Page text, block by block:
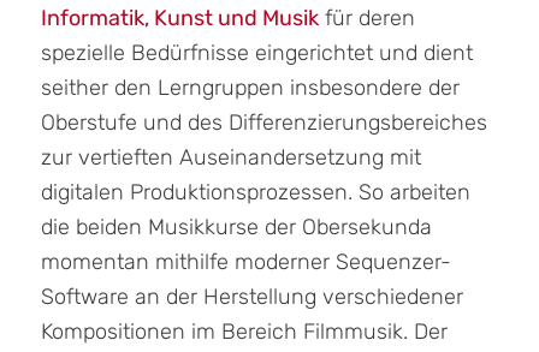
Informatik, Kunst und Musikfür deren
spezielle Bedürfnisse eingerichtet und dient
seither den Lerngruppen insbesondere der
Oberstufe und des Diffe­ren­zierungsbereiches
zur vertieften Auseinandersetzung mit
digitalen Produktionsprozessen. So ar­bei­ten
die beiden Musikkurse der Obersekunda
momentan mithilfe moderner Sequenzer-
Software an der Herstellung verschiedener
Kompositionen im Bereich Filmmusik. Der